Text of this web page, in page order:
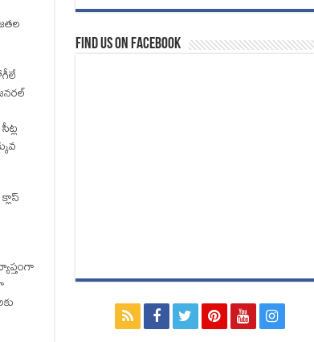
Find us on Facebook